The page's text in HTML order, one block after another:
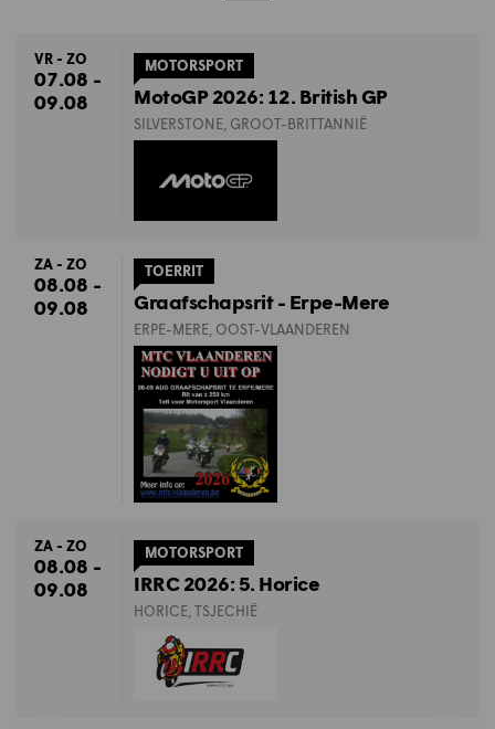
VR - ZO
07.08 -
09.08
MOTORSPORT
MotoGP 2026: 12. British GP
SILVERSTONE, GROOT-BRITTANNIË
ZA - ZO
08.08 -
09.08
TOERRIT
Graafschapsrit - Erpe-Mere
ERPE-MERE, OOST-VLAANDEREN
ZA - ZO
08.08 -
09.08
MOTORSPORT
IRRC 2026: 5. Horice
HORICE, TSJECHIË